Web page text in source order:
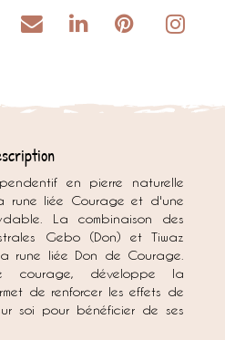
en pierre naturelle
rune liée Courage et d'une
La combinaison des
Gebo (Don) et Tiwaz
rune liée Don de Courage.
courage, développe la
de renforcer les effets de
soi pour bénéficier de ses